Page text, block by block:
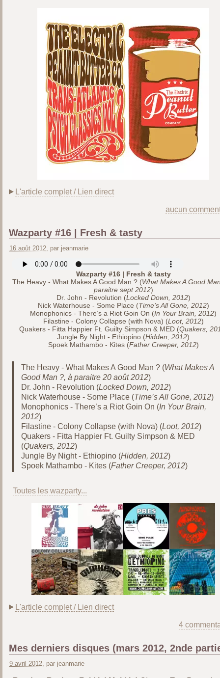
L'article complet / Lien direct
aucun
Wazparty #16 | Fresh & tasty
16 août 2012, par jeanmarie
Wazparty #16 | Fresh & tasty
The Heavy - What Makes A Good Man ? (What Makes A Good
paraitre sept 2012)
Dr. John - Revolution (Locked Down, 2012)
Nick Waterhouse - Some Place (Time’s All Gone, 2012)
Monophonics - There’s a Riot Goin On (In Your Brain, 2012)
Filastine - Colony Collapse (with Nova) (Loot, 2012)
Quakers - Fitta Happier Ft. Guilty Simpson & MED (Quakers,
Jungle By Night - Ethiopino (Hidden, 2012)
Spoek Mathambo - Kites (Father Creeper, 2012)
The Heavy - What Makes A Good Man ? (What Makes A
Good Man ?, à paraitre 20 août 2012)
Dr. John - Revolution (Locked Down, 2012)
Nick Waterhouse - Some Place (Time’s All Gone, 2012)
Monophonics - There’s a Riot Goin On (In Your Brain,
2012)
Filastine - Colony Collapse (with Nova) (Loot, 2012)
Quakers - Fitta Happier Ft. Guilty Simpson & MED
(Quakers, 2012)
Jungle By Night - Ethiopino (Hidden, 2012)
Spoek Mathambo - Kites (Father Creeper, 2012)
Toutes les wazparty...
L'article complet / Lien direct
4
Mes derniers disques (mars 2012, 2nde
9 avril 2012, par jeanmarie